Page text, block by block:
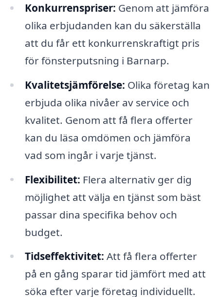
Konkurrenspriser: Genom att jämföra
olika erbjudanden kan du säkerställa
att du får ett konkurrenskraftigt pris
för fönsterputsning i Barnarp.
Kvalitetsjämförelse: Olika företag kan
erbjuda olika nivåer av service och
kvalitet. Genom att få flera offerter
kan du läsa omdömen och jämföra
vad som ingår i varje tjänst.
Flexibilitet: Flera alternativ ger dig
möjlighet att välja en tjänst som bäst
passar dina specifika behov och
budget.
Tidseffektivitet: Att få flera offerter
på en gång sparar tid jämfört med att
söka efter varje företag individuellt.